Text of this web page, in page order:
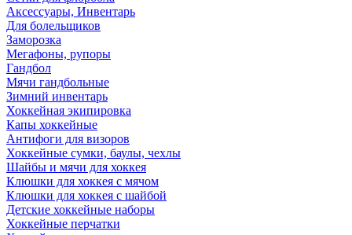
Аксессуары, Инвентарь
Для болельщиков
Заморозка
Мегафоны, рупоры
Гандбол
Мячи гандбольные
Зимний инвентарь
Хоккейная экипировка
Капы хоккейные
Антифоги для визоров
Хоккейные сумки, баулы, чехлы
Шайбы и мячи для хоккея
Клюшки для хоккея с мячом
Клюшки для хоккея с шайбой
Детские хоккейные наборы
Хоккейные перчатки